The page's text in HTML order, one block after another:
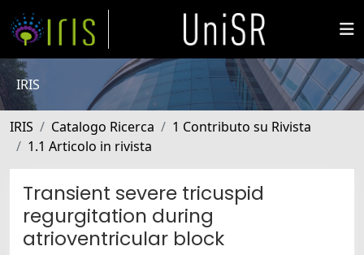
IRIS
IRIS Catalogo Ricerca
1 Contributo su Rivista
1.1 Articolo in rivista
Transient severe tricuspid
regurgitation during
atrioventricular block